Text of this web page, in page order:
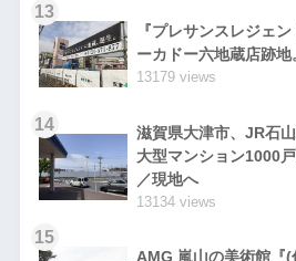
13
『プレサンスレジェ
ーカドー六地蔵店跡地
13179 views
14
滋賀県大津市、JR石
大型マンション1000
／現地へ
13134 views
15
AMG 嵐山の美術館『